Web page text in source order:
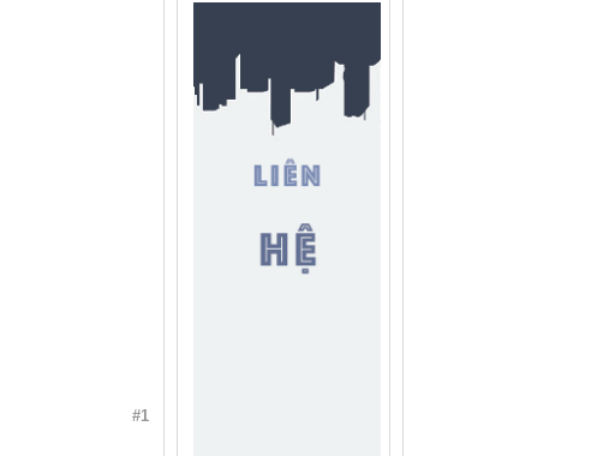
#1